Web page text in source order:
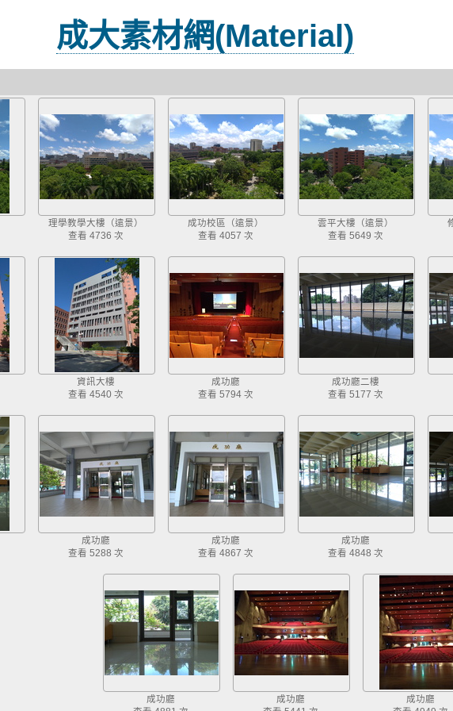
成大素材網(Material)
理學教學大樓（遠景）
查看 4736 次
成功校區（遠景）
查看 4057 次
雲平大樓（遠景）
查看 5649 次
資訊大樓
查看 4540 次
成功廳
查看 5794 次
成功廳二樓
查看 5177 次
成功廳
查看 5288 次
成功廳
查看 4867 次
成功廳
查看 4848 次
成功廳
成功廳
成功廳